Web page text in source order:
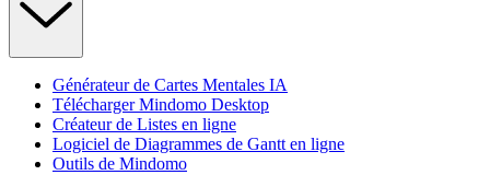
Générateur de Cartes Mentales IA
Télécharger Mindomo Desktop
Créateur de Listes en ligne
Logiciel de Diagrammes de Gantt en ligne
Outils de Mindomo